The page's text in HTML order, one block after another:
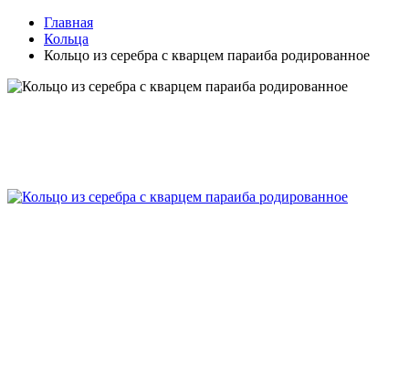
Главная
Кольца
Кольцо из серебра с кварцем параиба родированное